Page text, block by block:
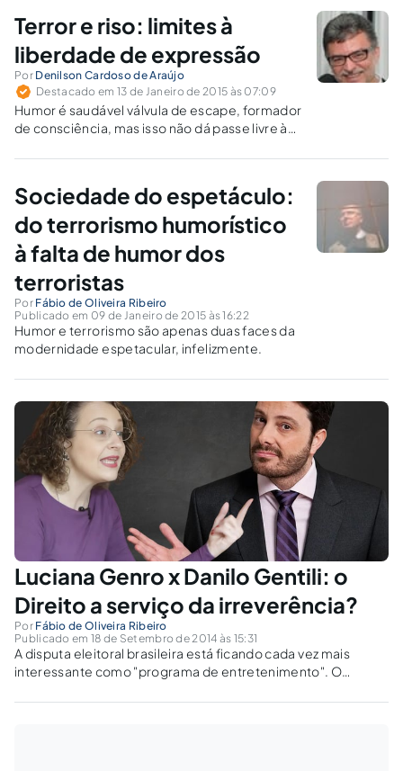
Terror e riso: limites à
liberdade de expressão
Por Denilson Cardoso de Araújo
Destacado em 13 de Janeiro de 2015 às 07:09
Humor é saudável válvula de escape, formador
de consciência, mas isso não dá passe livre à
anedota.
Sociedade do espetáculo:
do terrorismo humorístico
à falta de humor dos
terroristas
Por Fábio de Oliveira Ribeiro
Publicado em 09 de Janeiro de 2015 às 16:22
Humor e terrorismo são apenas duas faces da
modernidade espetacular, infelizmente.
Luciana Genro x Danilo Gentili: o
Direito a serviço da irreverência?
Por Fábio de Oliveira Ribeiro
Publicado em 18 de Setembro de 2014 às 15:31
A disputa eleitoral brasileira está ficando cada vez mais
interessante como "programa de entretenimento". O
exceto quando protege a liberdade de produzir humor e os